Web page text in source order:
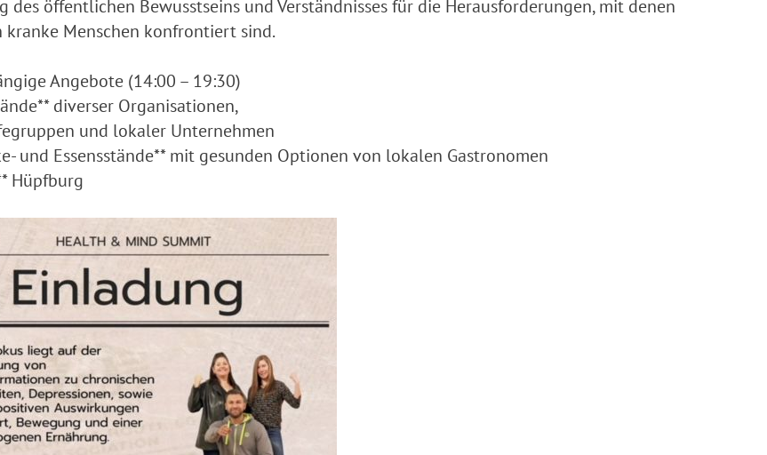
des öffentlichen Bewusstseins und Verständnisses für die Herausforderungen, mit denen
kranke Menschen konfrontiert sind.
Angebote (14:00 – 19:30)
diverser Organisationen,
und lokaler Unternehmen
und Essensstände** mit gesunden Optionen von lokalen Gastronomen
Hüpfburg